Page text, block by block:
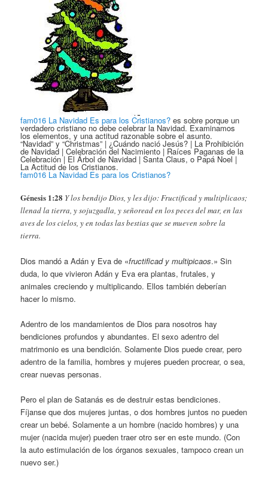
fam016 La Navidad Es para los Cristianos? es sobre porque un
verdadero cristiano no debe celebrar la Navidad. Examinamos
los elementos, y una actitud razonable sobre el asunto.
“Navidad” y “Christmas” | ¿Cuándo nació Jesús? | La Prohibición
de Navidad | Celebración del Nacimiento | Raíces Paganas de la
Celebración | El Árbol de Navidad | Santa Claus, o Papá Noel |
La Actitud de los Cristianos.
fam016 La Navidad Es para los Cristianos?
Génesis 1:28 Y los bendijo Dios, y les dijo: Fructificad y multiplicaos;
llenad la tierra, y sojuzgadla, y señoread en los peces del mar, en las
aves de los cielos, y en todas las bestias que se mueven sobre la
tierra.
Dios mandó a Adán y Eva de «fructificad y multipicaos.» Sin
duda, lo que vivieron Adán y Eva era plantas, frutales, y
animales creciendo y multiplicando. Ellos también deberían
hacer lo mismo.
Adentro de los mandamientos de Dios para nosotros hay
bendiciones profundos y abundantes. El sexo adentro del
matrimonio es una bendición. Solamente Dios puede crear, pero
adentro de la familia, hombres y mujeres pueden procrear, o sea,
crear nuevas personas.
Pero el plan de Satanás es de destruir estas bendiciones.
Fíjanse que dos mujeres juntas, o dos hombres juntos no pueden
crear un bebé. Solamente a un hombre (nacido hombres) y una
mujer (nacida mujer) pueden traer otro ser en este mundo. (Con
la auto estimulación de los órganos sexuales, tampoco crean un
nuevo ser.)